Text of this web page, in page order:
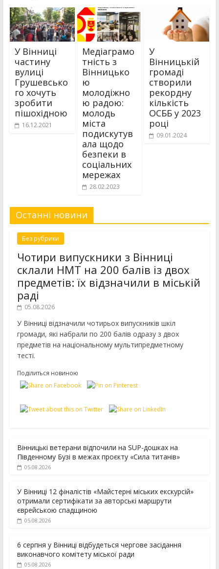
У Вінниці
частину
вулиці
Грушевсько
го хочуть
зробити
пішохідною
16.12.2021
Медіаграмо
тність з
Вінницько
ю
молодіжно
ю радою:
молодь
міста
подискутув
ала щодо
безпеки в
соціальних
мережах
28.02.2023
У
Вінницькій
громаді
створили
рекордну
кількість
ОСББ у 2023
році
09.01.2024
Останні новини
Без рубрики
Чотири випускники з Вінниці
склали НМТ на 200 балів із двох
предметів: їх відзначили в міській
раді
05.08.2026
У Вінниці відзначили чотирьох випускників шкіл
громади, які набрали по 200 балів одразу з двох
предметів на національному мультипредметному
тесті.
Поділиться новиною
Вінницькі ветерани відпочили на SUP-дошках на
Південному Бузі в межах проєкту «Сила титанів»
05.08.2026
У Вінниці 12 фіналістів «Майстерні міських екскурсій»
отримали сертифікати за авторські маршрути
єврейською спадщиною
05.08.2026
6 серпня у Вінниці відбудеться чергове засідання
виконавчого комітету міської ради
05.08.2026